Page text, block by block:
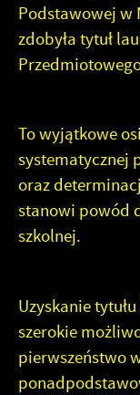
Podstawowej w
zdobyła tytuł
To wyjątkowe
systematycznej
oraz
stanowi powód
szkolnej.
Uzyskanie
szerokie
pierwszeństwo